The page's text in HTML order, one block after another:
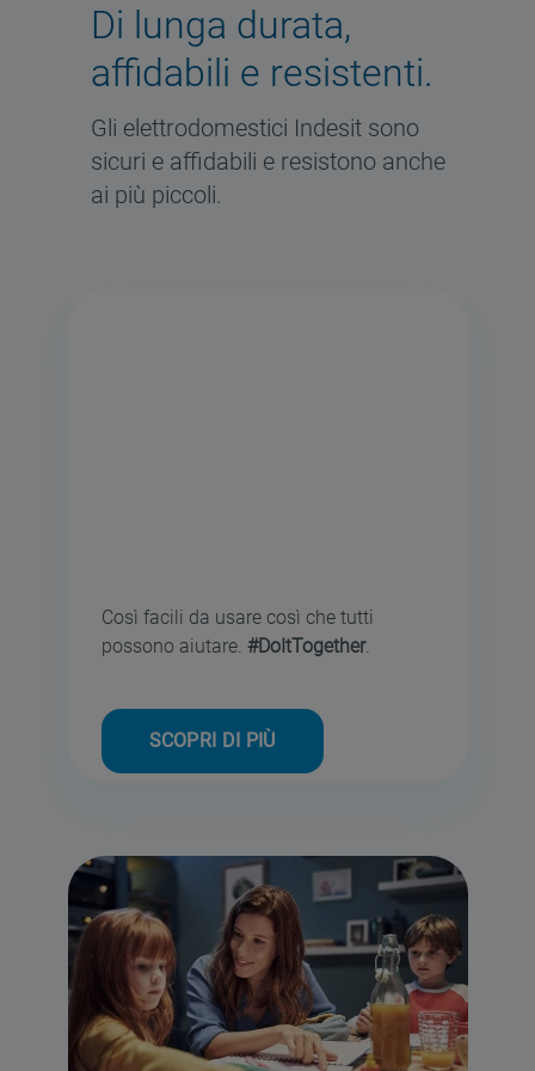
Di lunga durata,
affidabili e resistenti.
Gli elettrodomestici Indesit sono
sicuri e affidabili e resistono anche
ai più piccoli.
Così facili da usare così che tutti
possono aiutare. #DoItTogether.
SCOPRI DI PIÙ